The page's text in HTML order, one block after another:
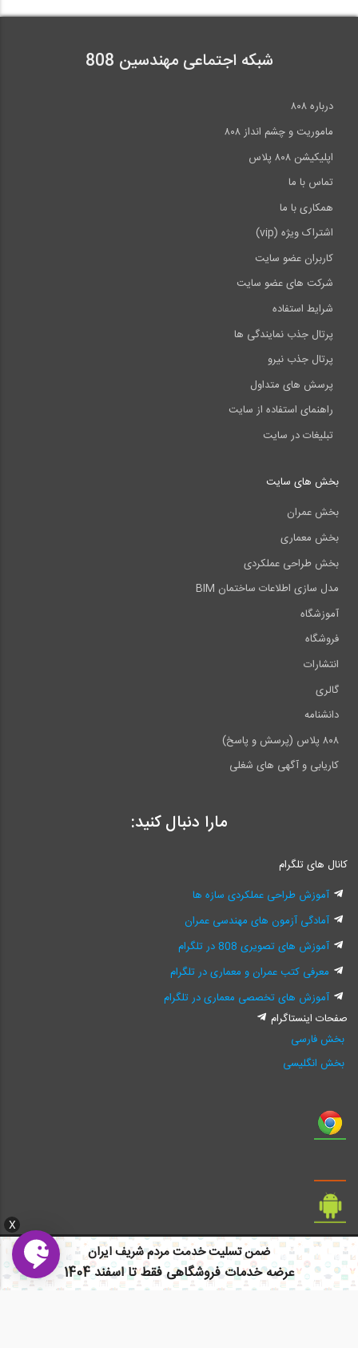
X
ضمن تسلیت خدمت مردم شریف ایران
عرضه خدمات فروشگاهی فقط تا اسفند 1404
شبکه اجتماعی مهندسین 808
درباره ۸۰۸
ماموریت و چشم انداز ۸۰۸
اپلیکیشن ۸۰۸ پلاس
تماس با ما
همکاری با ما
اشتراک ویژه (vip)
کاربران عضو سایت
شرکت های عضو سایت
شرایط استفاده
پرتال جذب نمایندگی ها
پرتال جذب نیرو
پرسش های متداول
راهنمای استفاده از سایت
تبلیغات در سایت
بخش های سایت
بخش عمران
بخش معماری
بخش طراحی عملکردی
مدل سازی اطلاعات ساختمان BIM
آموزشگاه
فروشگاه
انتشارات
گالری
دانشنامه
۸۰۸ پلاس (پرسش و پاسخ)
کاریابی و آگهی های شغلی
مارا دنبال کنید:
کانال های تلگرام
آموزش طراحی عملکردی سازه ها
آمادگی آزمون های مهندسی عمران
آموزش های تصویری 808 در تلگرام
معرفی کتب عمران و معماری در تلگرام
آموزش های تخصصی معماری در تلگرام
صفحات اینستاگرام
بخش فارسی
بخش انگلیسی